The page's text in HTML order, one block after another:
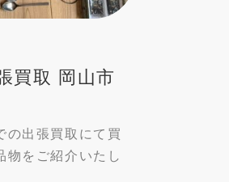
買取 岡山市
の出張買取にて買
物をご紹介いたし